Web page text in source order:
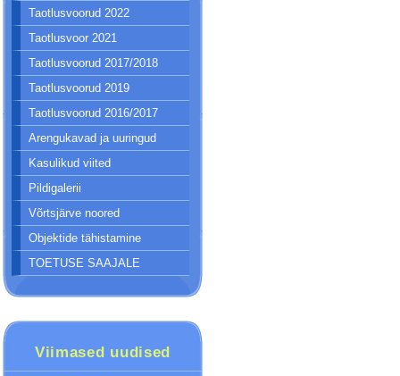
Taotlusvoorud 2022
Taotlusvoor 2021
Taotlusvoorud 2017/2018
Taotlusvoorud 2019
Taotlusvoorud 2016/2017
Arengukavad ja uuringud
Kasulikud viited
Pildigalerii
Võrtsjärve noored
Objektide tähistamine
TOETUSE SAAJALE
Viimased uudised